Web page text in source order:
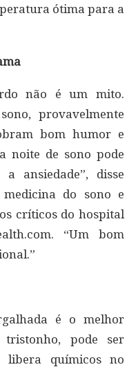
ótima para a
não é um mito.
provavelmente
bom humor e
noite de sono pode
ansiedade”, disse
do sono e
críticos do hospital
“Um bom
é o melhor
pode ser
libera químicos no